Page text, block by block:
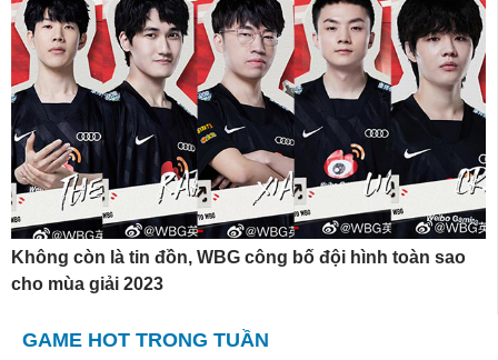
Không còn là tin đồn, WBG công bố đội hình toàn sao
cho mùa giải 2023
GAME HOT TRONG TUẦN